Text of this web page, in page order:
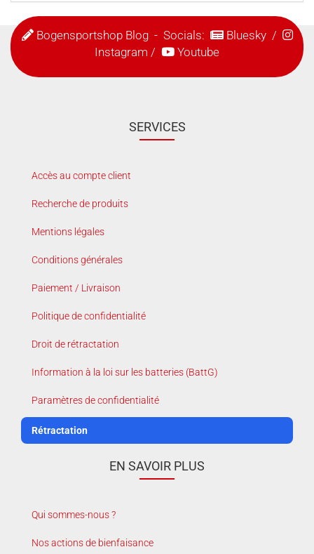
Bogensportshop Blog- Socials: Bluesky/
Instagram / Youtube
SERVICES
Accès au compte client
Recherche de produits
Mentions légales
Conditions générales
Paiement / Livraison
Politique de confidentialité
Droit de rétractation
Information à la loi sur les batteries (BattG)
Paramètres de confidentialité
Rétractation
EN SAVOIR PLUS
Qui sommes-nous ?
Nos actions de bienfaisance